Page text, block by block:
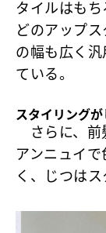
タイルはも
どのアップ
の幅も広く
ている。
スタイリング
さらに、前
アンニュイ
く、じつはス